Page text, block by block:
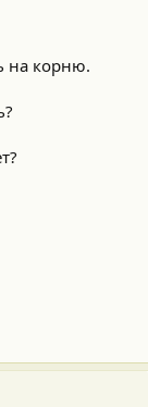
на корню.